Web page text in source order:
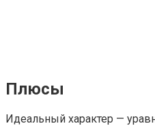
Плюсы
Идеальный характер —